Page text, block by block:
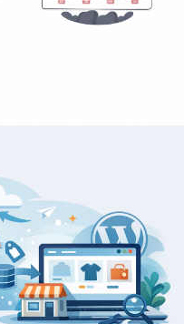
naposledy prezerané
kód
obchod so
recenzia > zákazník >